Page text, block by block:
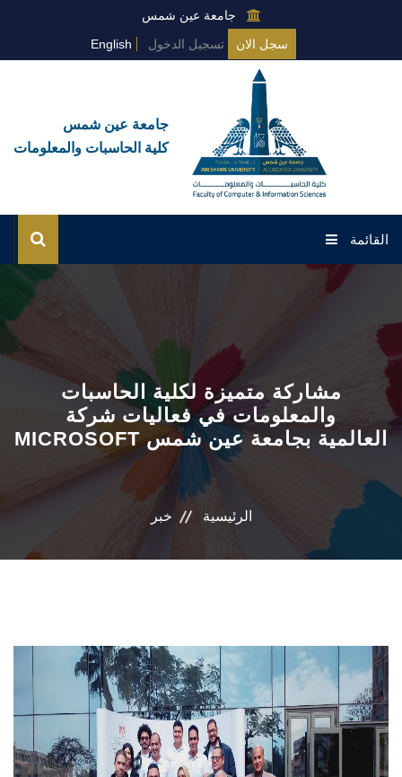
جامعة عين شمس
سجل الان
تسجيل الدخول English
جامعة عين شمس
كلية الحاسبات والمعلومات
القائمة
الرئيسية
البرامج العامة
البرامج المتخصصة
مشاركة متميزة لكلية الحاسبات
والمعلومات في فعاليات شركة
MICROSOFT العالمية بجامعة عين شمس
الرئيسية خبر